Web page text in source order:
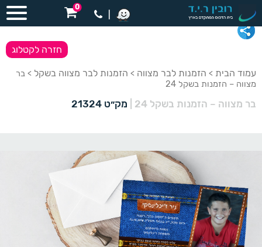
0
עמוד הבית > הזמנות לבר מצווה > הזמנות לבר מצווה בשקל > בר
מצווה – הזמנות בשקל 24
בר מצווה – הזמנות בשקל 24 מק״ט 21324
חזרה לקטלוג